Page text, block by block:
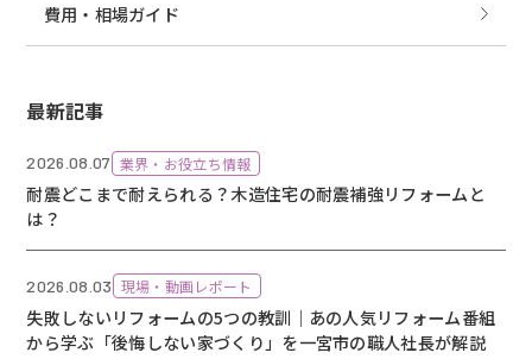
費用・相場ガイド
最新記事
2026.08.07 業界・お役立ち情報
耐震どこまで耐えられる？木造住宅の耐震補強リフォームと
は？
2026.08.03 現場・動画レポート
失敗しないリフォームの5つの教訓｜あの人気リフォーム番組
から学ぶ「後悔しない家づくり」を一宮市の職人社長が解説